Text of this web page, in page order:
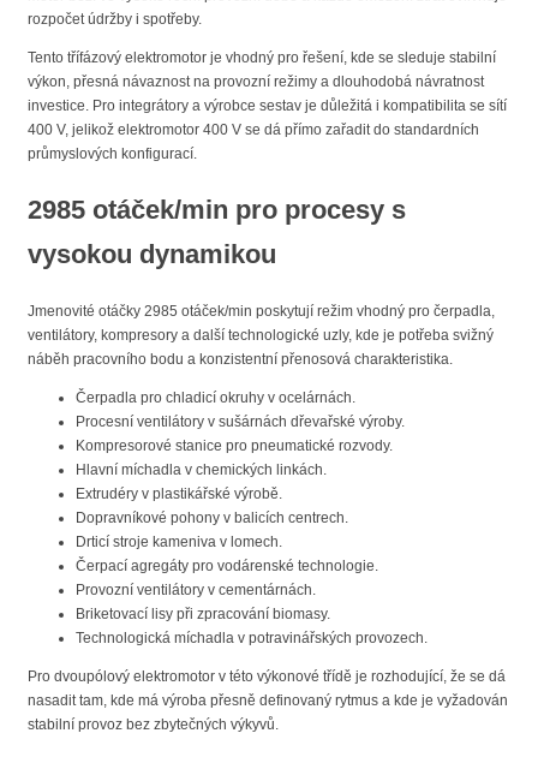
rozpočet údržby i spotřeby.
Tento třífázový elektromotor je vhodný pro řešení, kde se sleduje stabilní
výkon, přesná návaznost na provozní režimy a dlouhodobá návratnost
investice. Pro integrátory a výrobce sestav je důležitá i kompatibilita se sítí
400 V, jelikož elektromotor 400 V se dá přímo zařadit do standardních
průmyslových konfigurací.
2985 otáček/min pro procesy s
vysokou dynamikou
Jmenovité otáčky 2985 otáček/min poskytují režim vhodný pro čerpadla,
ventilátory, kompresory a další technologické uzly, kde je potřeba svižný
náběh pracovního bodu a konzistentní přenosová charakteristika.
Čerpadla pro chladicí okruhy v ocelárnách.
Procesní ventilátory v sušárnách dřevařské výroby.
Kompresorové stanice pro pneumatické rozvody.
Hlavní míchadla v chemických linkách.
Extrudéry v plastikářské výrobě.
Dopravníkové pohony v balicích centrech.
Drticí stroje kameniva v lomech.
Čerpací agregáty pro vodárenské technologie.
Provozní ventilátory v cementárnách.
Briketovací lisy při zpracování biomasy.
Technologická míchadla v potravinářských provozech.
Pro dvoupólový elektromotor v této výkonové třídě je rozhodující, že se dá
nasadit tam, kde má výroba přesně definovaný rytmus a kde je vyžadován
stabilní provoz bez zbytečných výkyvů.